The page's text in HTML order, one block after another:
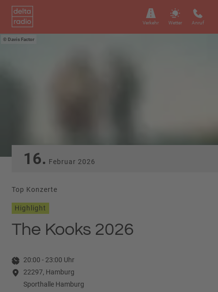
Verkehr Wetter Anruf
Davis Factor
16. Februar 2026
Top Konzerte
Highlight
The Kooks 2026
20:00 - 23:00 Uhr
22297, Hamburg
Sporthalle Hamburg